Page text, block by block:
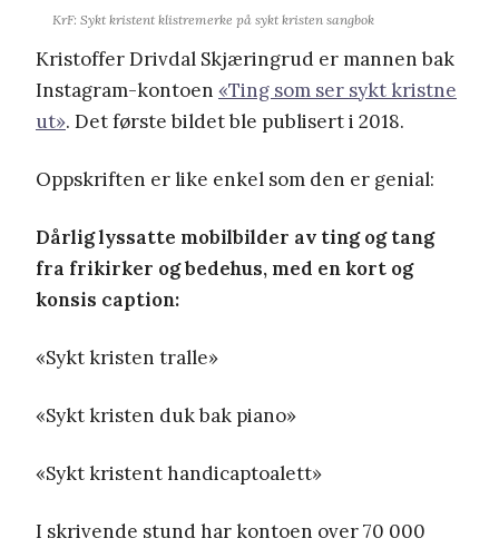
KrF: Sykt kristent klistremerke på sykt kristen sangbok
Kristoffer Drivdal Skjæringrud er mannen bak
Instagram-kontoen «Ting som ser sykt kristne
ut». Det første bildet ble publisert i 2018.
Oppskriften er like enkel som den er genial:
Dårlig lyssatte mobilbilder av ting og tang
fra frikirker og bedehus, med en kort og
konsis caption:
«Sykt kristen tralle»
«Sykt kristen duk bak piano»
«Sykt kristent handicaptoalett»
I skrivende stund har kontoen over 70 000